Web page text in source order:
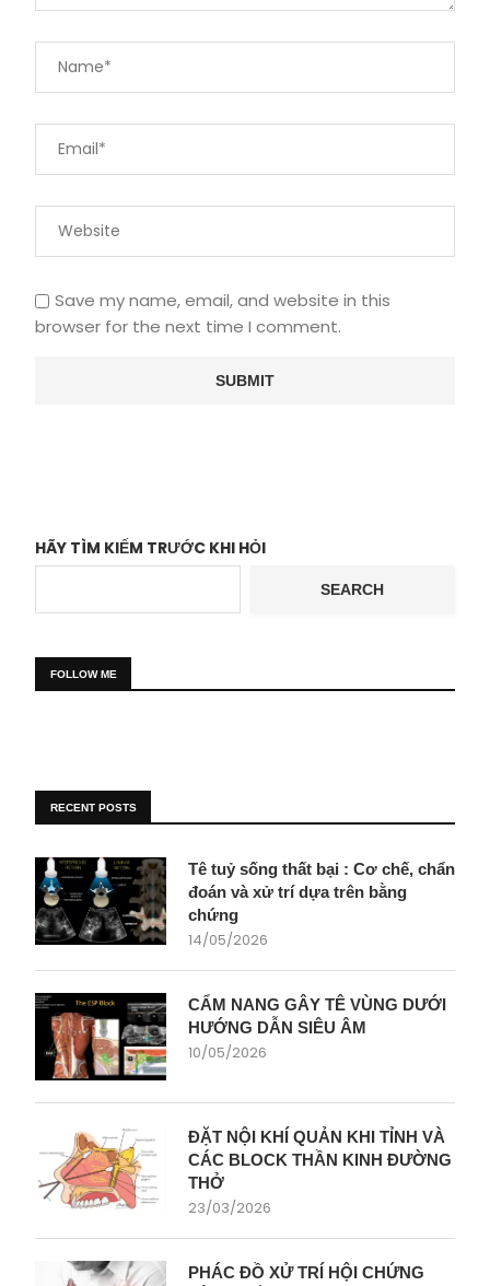
Save my name, email, and website in this
browser for the next time I comment.
HÃY TÌM KIẾM TRƯỚC KHI HỎI
SEARCH
FOLLOW ME
RECENT POSTS
Tê tuỷ sống thất bại : Cơ chế, chẩn
đoán và xử trí dựa trên bằng
chứng
14/05/2026
CẨM NANG GÂY TÊ VÙNG DƯỚI
HƯỚNG DẪN SIÊU ÂM
10/05/2026
ĐẶT NỘI KHÍ QUẢN KHI TỈNH VÀ
CÁC BLOCK THẦN KINH ĐƯỜNG
THỞ
23/03/2026
PHÁC ĐỒ XỬ TRÍ HỘI CHỨNG